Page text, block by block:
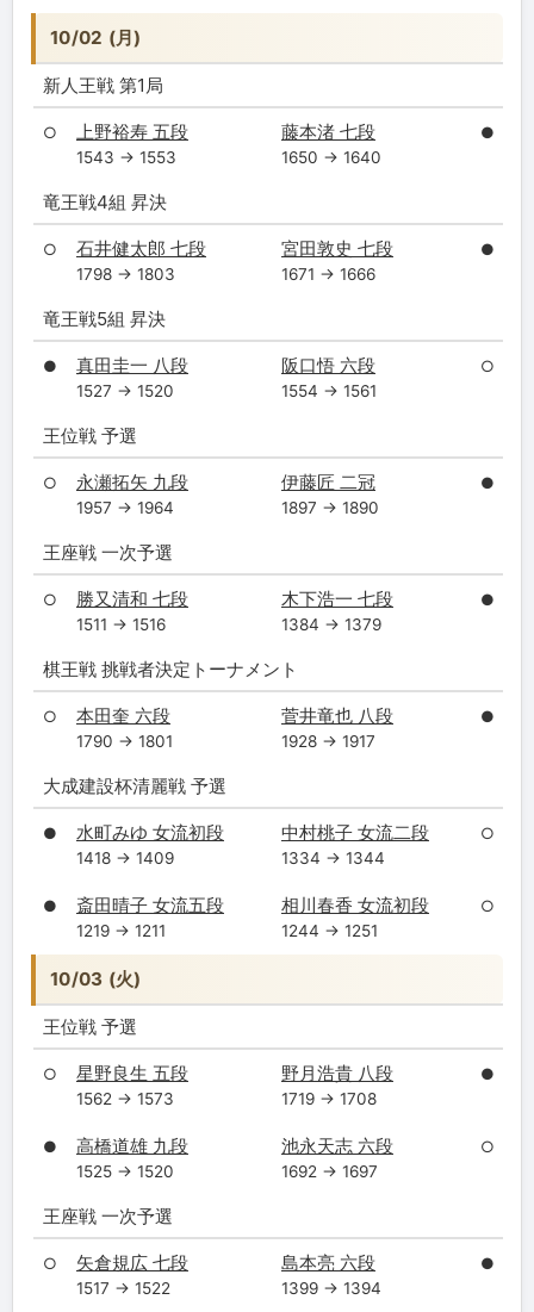
10/02 (月)
新人王戦 第1局
○ 上野裕寿 五段
1543 → 1553
藤本渚 七段
1650 → 1640
●
竜王戦4組 昇決
○ 石井健太郎 七段
1798 → 1803
宮田敦史 七段
1671 → 1666
●
竜王戦5組 昇決
● 真田圭一 八段
1527 → 1520
阪口悟 六段
1554 → 1561
○
王位戦 予選
○ 永瀬拓矢 九段
1957 → 1964
伊藤匠 二冠
1897 → 1890
●
王座戦 一次予選
○ 勝又清和 七段
1511 → 1516
木下浩一 七段
1384 → 1379
●
棋王戦 挑戦者決定トーナメント
○ 本田奎 六段
1790 → 1801
菅井竜也 八段
1928 → 1917
●
大成建設杯清麗戦 予選
● 水町みゆ 女流初段
1418 → 1409
中村桃子 女流二段
1334 → 1344
○
● 斎田晴子 女流五段
1219 → 1211
相川春香 女流初段
1244 → 1251
○
10/03 (火)
王位戦 予選
○ 星野良生 五段
1562 → 1573
野月浩貴 八段
1719 → 1708
●
● 高橋道雄 九段
1525 → 1520
池永天志 六段
1692 → 1697
○
王座戦 一次予選
○ 矢倉規広 七段
1517 → 1522
島本亮 六段
1399 → 1394
●